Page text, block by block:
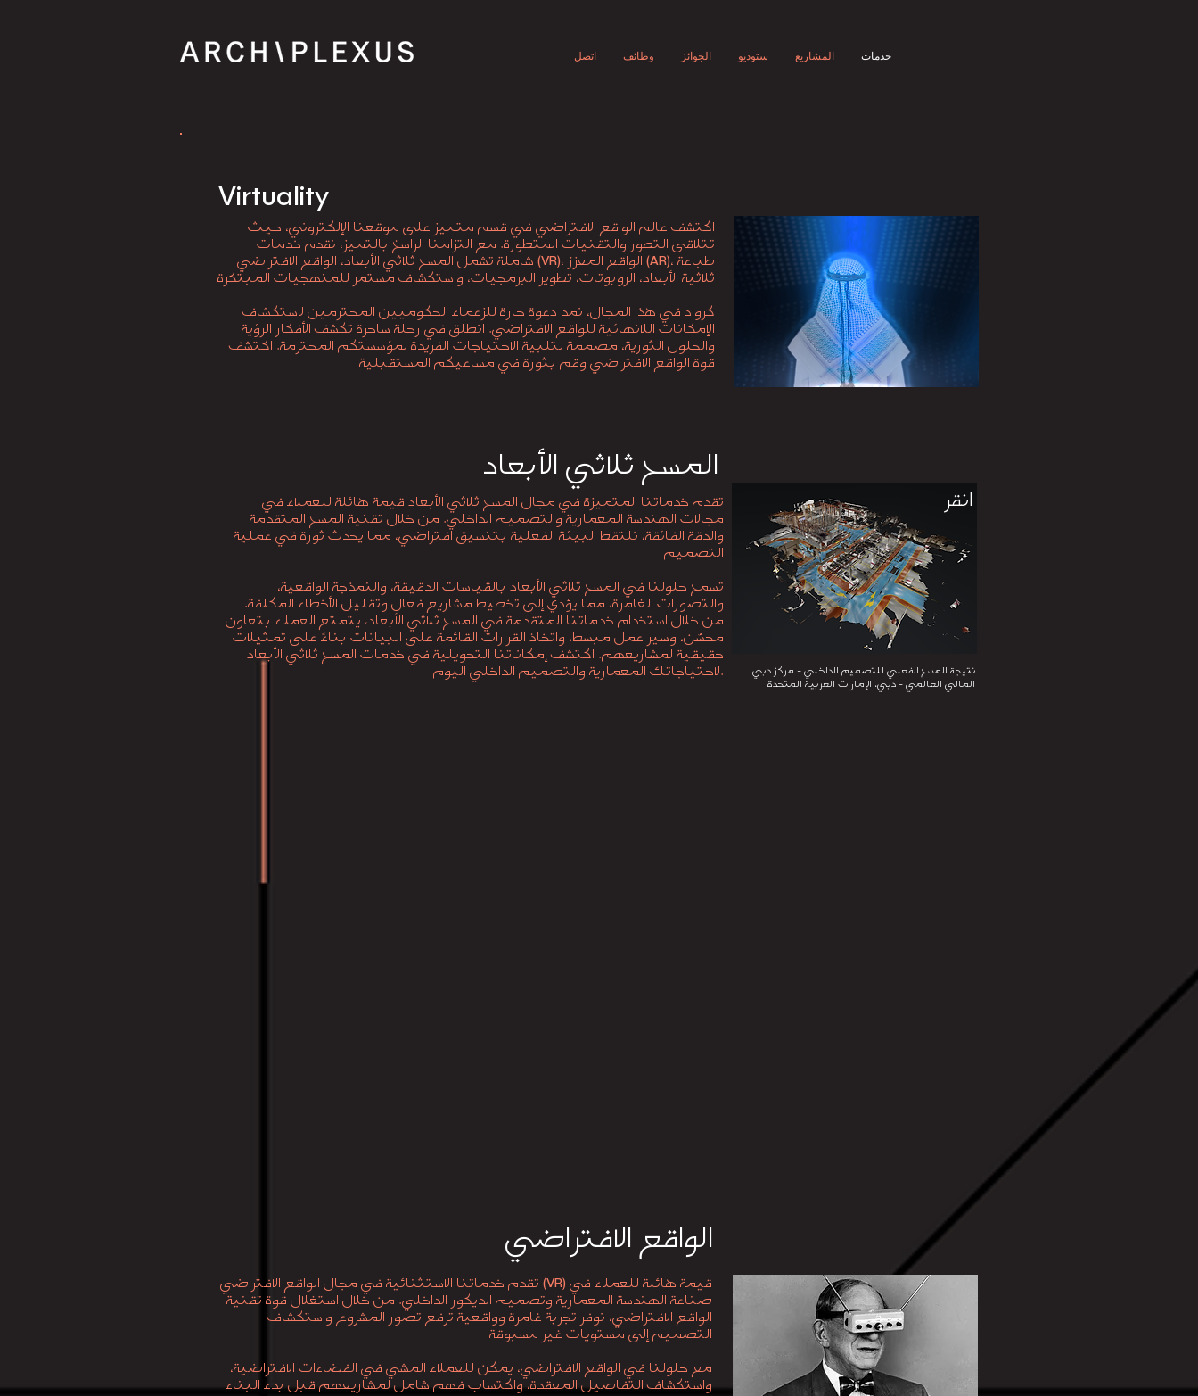
اتصل وظائف الجوائز ستوديو المشاريع خدمات
Virtuality
اكتشف عالم الواقع الافتراضي في قسم متميز على موقعنا الإلكتروني، حيث
تتلاقى التطور والتقنيات المتطورة. مع التزامنا الراسخ بالتميز، نقدم خدمات
(VR) (AR)، طباعة
ثلاثية الأبعاد، الروبوتات، تطوير البرمجيات، واستكشاف مستمر للمنهجيات المبتكرة
كرواد في هذا المجال، نمد دعوة حارة للزعماء الحكوميين المحترمين لاستكشاف
الإمكانات اللانهائية للواقع الافتراضي. انطلق في رحلة ساحرة تكشف الأفكار الرؤية
والحلول الثورية، مصممة لتلبية الاحتياجات الفريدة لمؤسستكم المحترمة. اكتشف
قوة الواقع الافتراضي وقم بثورة في مساعيكم المستقبلية
المسح ثلاثي الأبعاد
تقدم خدماتنا المتميزة في مجال المسح ثلاثي الأبعاد قيمة هائلة للعملاء في
مجالات الهندسة المعمارية والتصميم الداخلي. من خلال تقنية المسح المتقدمة
والدقة الفائقة، نلتقط البيئة الفعلية بتنسيق افتراضي، مما يحدث ثورة في عملية
التصميم
تسمح حلولنا في المسح ثلاثي الأبعاد بالقياسات الدقيقة، والنمذجة الواقعية،
والتصورات الغامرة، مما يؤدي إلى تخطيط مشاريع فعال وتقليل الأخطاء المكلفة.
من خلال استخدام خدماتنا المتقدمة في المسح ثلاثي الأبعاد، يتمتع العملاء بتعاون
محسّن، وسير عمل مبسط، واتخاذ القرارات القائمة على البيانات بناءً على تمثيلات
حقيقية لمشاريعهم. اكتشف إمكاناتنا التحويلية في خدمات المسح ثلاثي الأبعاد
لاحتياجاتك المعمارية والتصميم الداخلي اليوم.
انقر
نتيجة المسح الفعلي للتصميم الداخلي - مركز دبي
المالي العالمي - دبي، الإمارات العربية المتحدة
الواقع الافتراضي
(VR)
صناعة الهندسة المعمارية وتصميم الديكور الداخلي. من خلال استغلال قوة تقنية
الواقع الافتراضي، نوفر تجربة غامرة وواقعية ترفع تصور المشروع واستكشاف
التصميم إلى مستويات غير مسبوقة
مع حلولنا في الواقع الافتراضي، يمكن للعملاء المشي في الفضاءات الافتراضية،
واستكشاف التفاصيل المعقدة، واكتساب فهم شامل لمشاريعهم قبل بدء البناء